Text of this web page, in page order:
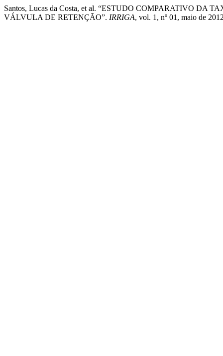
Santos, Lucas da Costa, et al. “ESTUDO COMPARATIVO DA
VÁLVULA DE RETENÇÃO”. IRRIGA, vol. 1, nº 01, maio de